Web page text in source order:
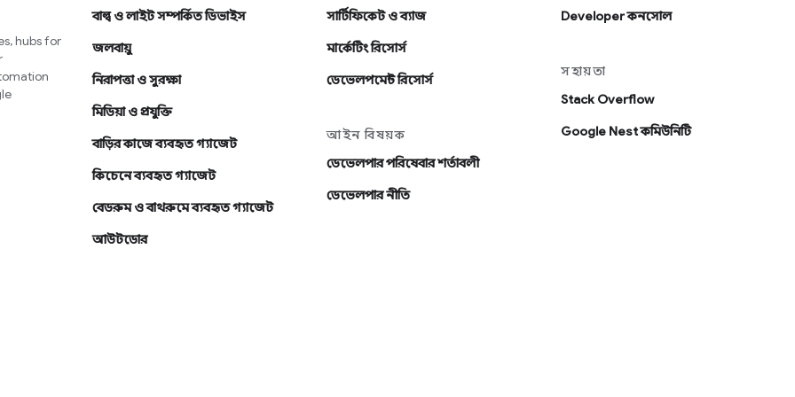
hubs for
বাল্ব ও লাইট সম্পর্কিত ডিভাইস
জলবায়ু
নিরাপত্তা ও সুরক্ষা
মিডিয়া ও প্রযুক্তি
বাড়ির কাজে ব্যবহৃত গ্যাজেট
কিচেনে ব্যবহৃত গ্যাজেট
বেডরুম ও বাথরুমে ব্যবহৃত গ্যাজেট
আউটডোর
সার্টিফিকেট ও ব্যাজ
মার্কেটিং রিসোর্স
ডেভেলপমেন্ট রিসোর্স
আইন বিষয়ক
ডেভেলপার পরিষেবার শর্তাবলী
ডেভেলপার নীতি
Developer কনসোল
সহায়তা
Stack Overflow
Google Nest কমিউনিটি